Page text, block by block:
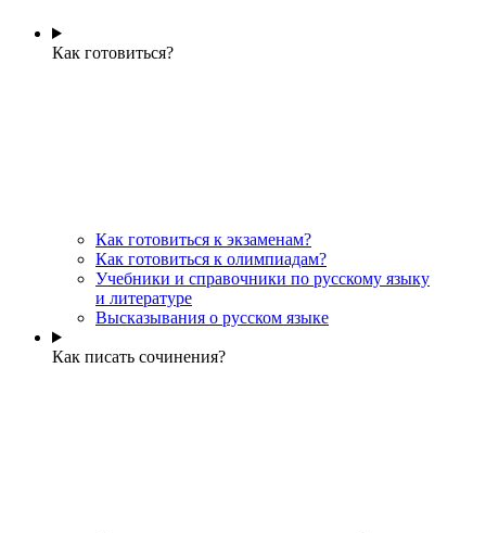
Как готовиться?
Как готовиться к экзаменам?
Как готовиться к олимпиадам?
Учебники и справочники по русскому языку
и литературе
Высказывания о русском языке
Как писать сочинения?